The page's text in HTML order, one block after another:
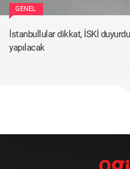
GENEL
İstanbullular dikkat, İSKİ
yapılacak